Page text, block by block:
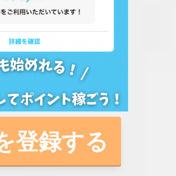
登録する